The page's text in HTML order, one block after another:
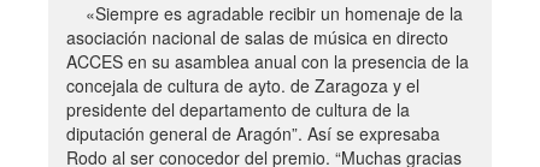
«Siempre es agradable recibir un homenaje de la
asociación nacional de salas de música en directo
ACCES en su asamblea anual con la presencia de la
concejala de cultura de ayto. de Zaragoza y el
presidente del departamento de cultura de la
diputación general de Aragón”. Así se expresaba
Rodo al ser conocedor del premio. “Muchas gracias